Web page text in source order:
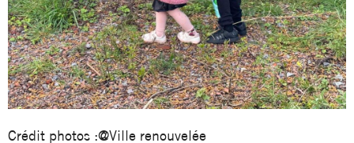
Crédit photos :@Ville renouvelée